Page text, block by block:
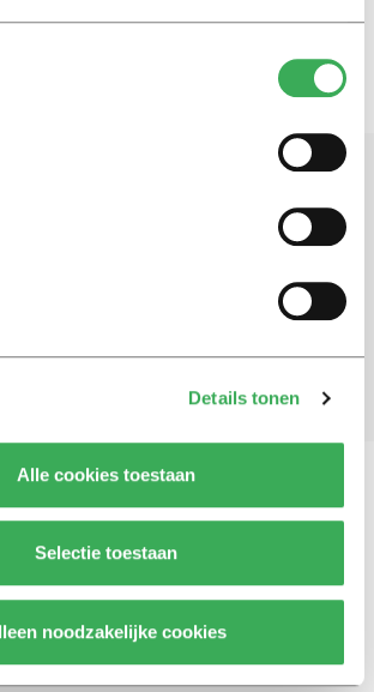
Details tonen
Alle cookies toestaan
Selectie toestaan
noodzakelijke cookies
Meld je aan voor de nieuwsbrief van
Aanmelden
of tips?
Adverteren Werken bij Contact